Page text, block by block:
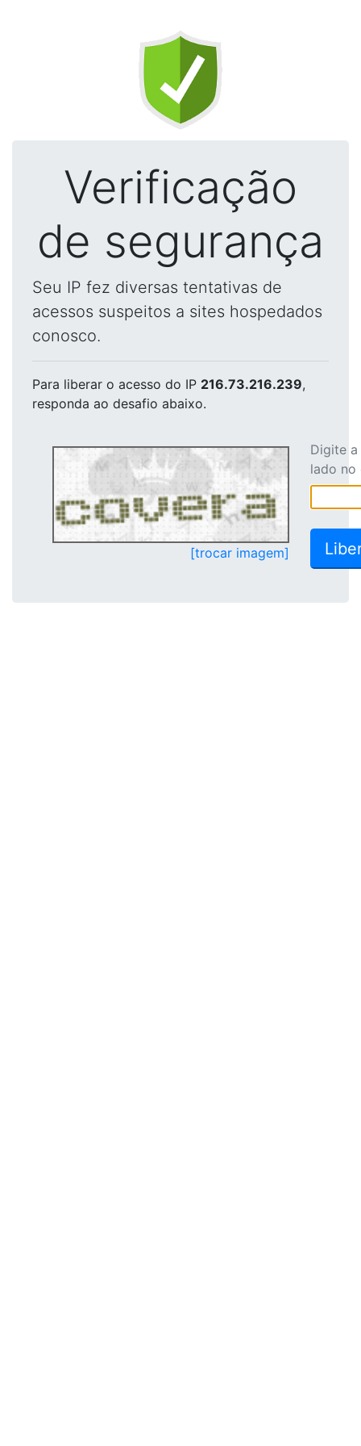
Verificação
de segurança
Seu IP fez diversas tentativas de
acessos suspeitos a sites hospedados
conosco.
Para liberar o acesso do IP 216.73.216.239,
responda ao desafio abaixo.
[trocar imagem]
Digite
lado no